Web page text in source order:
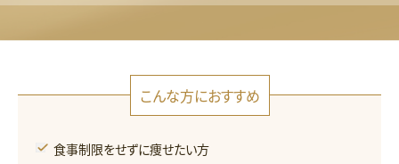
こんな方におすすめ
食事制限をせずに痩せたい方